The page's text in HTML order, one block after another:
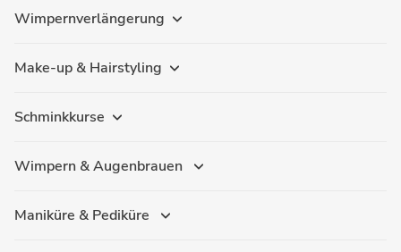
Wimpernverlängerung
Make-up & Hairstyling
Schminkkurse
Wimpern & Augenbrauen
Maniküre & Pediküre